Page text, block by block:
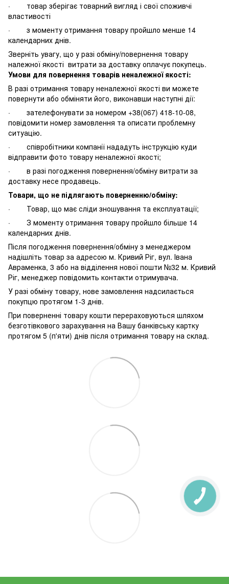
· товар зберігає товарний вигляд і свої споживчі
властивості
· з моменту отримання товару пройшло менше 14
календарних днів.
Зверніть увагу, що у разі обміну/повернення товару
належної якості витрати за доставку оплачує покупець.
Умови для повернення товарів неналежної якості:
В разі отримання товару неналежної якості ви можете
повернути або обміняти його, виконавши наступні дії:
· зателефонувати за номером +38(067) 418-10-08,
повідомити номер замовлення та описати проблемну
ситуацію.
· співробітники компанії нададуть інструкцію куди
відправити фото товару неналежної якості;
· в разі погодження повернення/обміну витрати за
доставку несе продавець.
Товари, що не підлягають поверненню/обміну:
· Товар, що має сліди зношування та експлуатації;
· З моменту отримання товару пройшло більше 14
календарних днів.
Після погодження повернення/обміну з менеджером
надішліть товар за адресою м. Кривий Ріг, вул. Івана
Авраменка, 3 або на відділення нової пошти №32 м. Кривий
Ріг, менеджер повідомить контакти отримувача.
У разі обміну товару, нове замовлення надсилається
покупцю протягом 1-3 днів.
При поверненні товару кошти перераховуються шляхом
безготівкового зарахування на Вашу банківську картку
протягом 5 (п'яти) днів після отримання товару на склад.